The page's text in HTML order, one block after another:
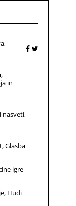
in
nasveti
Glasba
igre
Hudi